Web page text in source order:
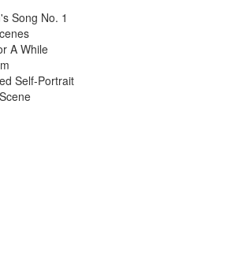
Song No. 1
A While
Self-Portrait